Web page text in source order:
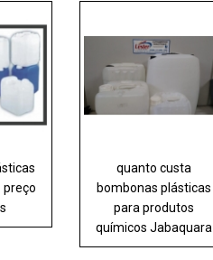
quanto custa
bombonas plásticas
para produtos
químicos Jabaquara